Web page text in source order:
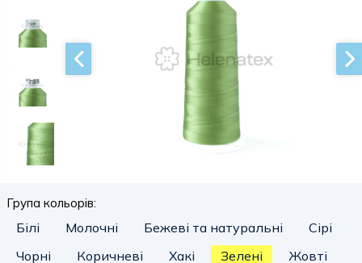
Група кольорів:
Білі Молочні Бежеві та натуральні
Сірі
Чорні
Коричневі Хакі Зелені
Жовті